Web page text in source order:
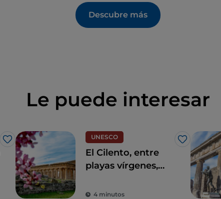
Descubre más
Le puede interesar
Me gusta
UNESCO
Me gusta
El Cilento, entre
playas vírgenes,
pueblos
4 minutos